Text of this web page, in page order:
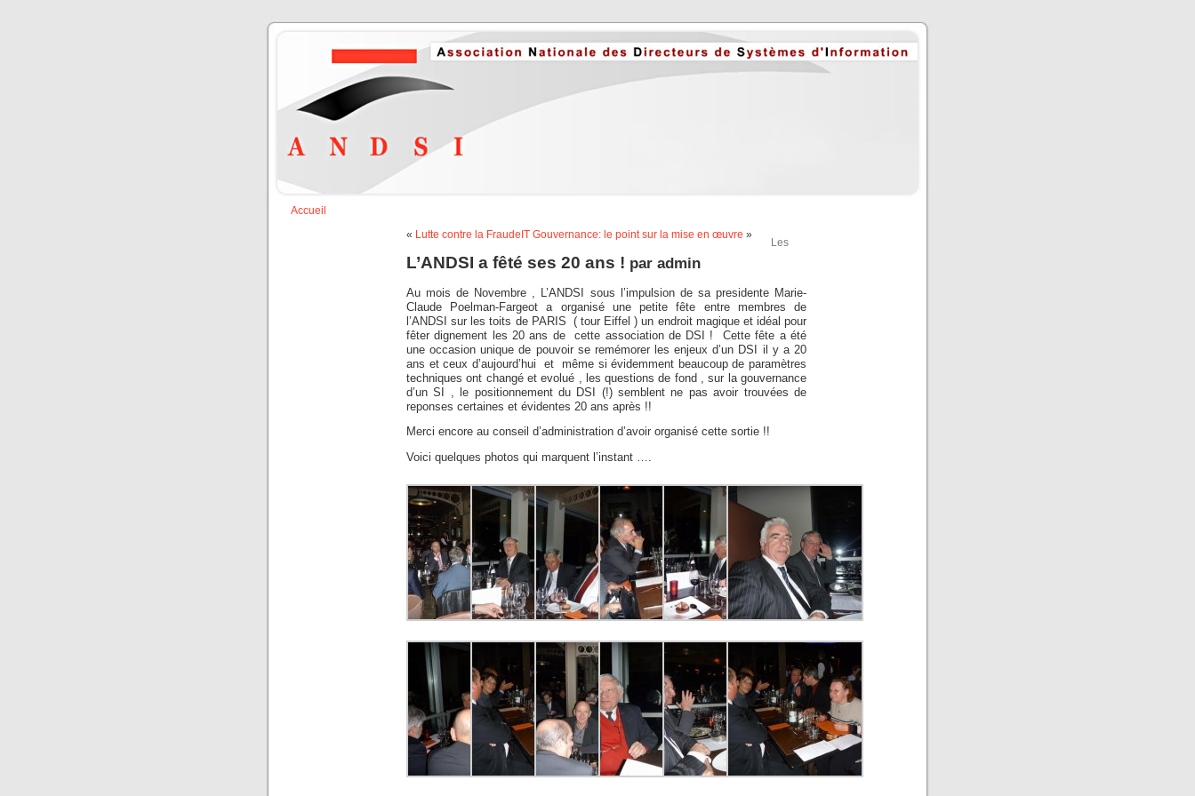
Accueil
« Lutte contre la Fraude IT Gouvernance: le point sur la mise en œuvre »
L’ANDSI a fêté ses 20 ans ! par admin
Au mois de Novembre , L’ANDSI sous l’impulsion de sa presidente Marie-
Claude Poelman-Fargeot a organisé une petite fête entre membres de
l’ANDSI sur les toits de PARIS ( tour Eiffel ) un endroit magique et idéal pour
fêter dignement les 20 ans de cette association de DSI ! Cette fête a été
une occasion unique de pouvoir se remémorer les enjeux d’un DSI il y a 20
ans et ceux d’aujourd’hui et même si évidemment beaucoup de paramètres
techniques ont changé et evolué , les questions de fond , sur la gouvernance
d’un SI , le positionnement du DSI (!) semblent ne pas avoir trouvées de
reponses certaines et évidentes 20 ans après !!
Merci encore au conseil d’administration d’avoir organisé cette sortie !!
Voici quelques photos qui marquent l’instant ….
Les